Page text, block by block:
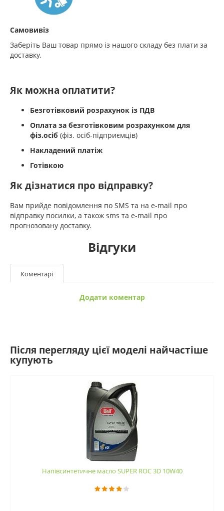
Самовивіз
Заберіть Ваш товар прямо із нашого складу без плати за
доставку.
Як можна оплатити?
Безготівковий розрахунок із ПДВ
Оплата за безготівковим розрахунком для
фіз.осіб (фіз. осіб-підприємців)
Накладений платіж
Готівкою
Як дізнатися про відправку?
Вам прийде повідомлення по SMS та на e-mail про
відправку посилки, а також sms та e-mail про
прогнозовану доставку.
Відгуки
Коментарі
Додати коментар
Після перегляду цієї моделі найчастіше
купують
Напівсинтетичне масло SUPER ROC 3D 10W40